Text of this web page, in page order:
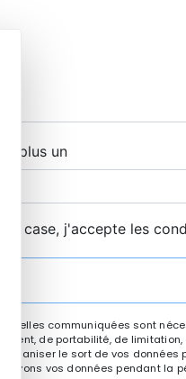
plus un
case, j'accepte les
communiquées sont
de portabilité, de
le sort de vos
vos données pendant